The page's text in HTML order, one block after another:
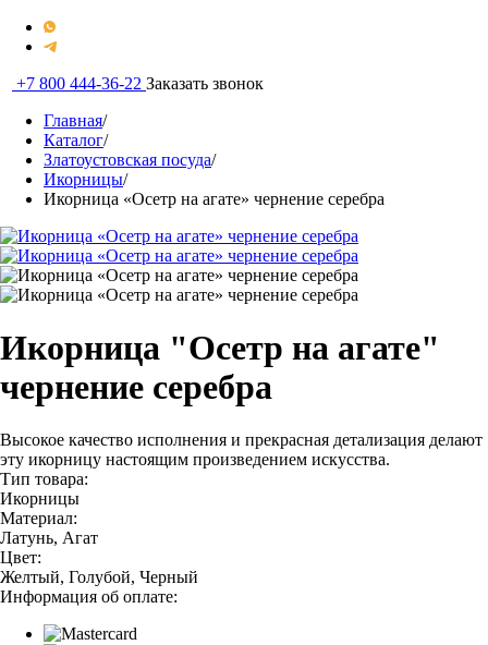
+7 800 444-36-22 Заказать звонок
Главная/
Каталог/
Златоустовская посуда/
Икорницы/
Икорница «Осетр на агате» чернение серебра
Икорница "Осетр на агате"
чернение серебра
Высокое качество исполнения и прекрасная детализация делают
эту икорницу настоящим произведением искусства.
Тип товара:
Икорницы
Материал:
Латунь, Агат
Цвет:
Желтый, Голубой, Черный
Информация об оплате: